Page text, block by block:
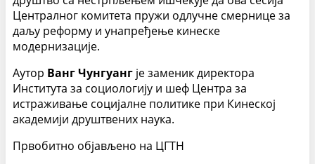
Централног комитета пружи одлучне смернице за
даљу реформу и унапређење кинеске
модернизације.
Аутор Ванг Чунгуанг је заменик директора
Института за социологију и шеф Центра за
истраживање социјалне политике при Кинеској
академији друштвених наука.
Првобитно објављено на ЦГТН